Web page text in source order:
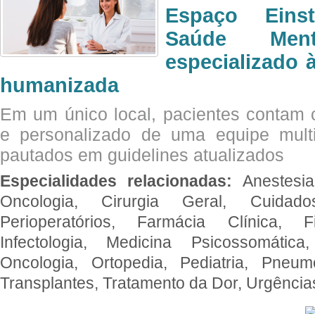
Espaço
Saúde
especializado
humanizada
Em um único local, pacientes contam
e personalizado de uma equipe
pautados em guidelines atualizados
Especialidades relacionadas:
Oncologia, Cirurgia Geral,
Perioperatórios, Farmácia Clínica,
Infectologia, Medicina
Oncologia, Ortopedia, Pediatria,
Transplantes, Tratamento da Dor,